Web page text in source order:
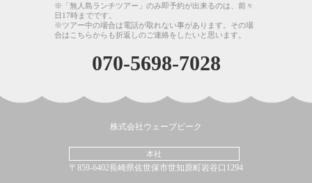
※「無人島ランチツアー」のみ即予約が出来るのは、前々
日17時までです。
※ツアー中の場合は電話が取れない事があります。その場
合はこちらからも折返しのご連絡をしたいと思います。
070-5698-7028
株式会社ウェーブピーク
本社
〒859-6402長崎県佐世保市世知原町岩谷口1294